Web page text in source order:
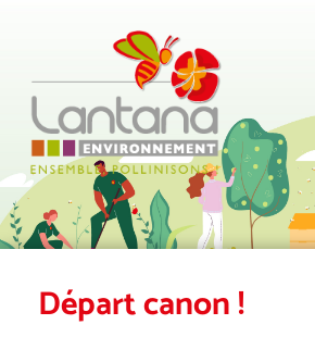
Départ canon !